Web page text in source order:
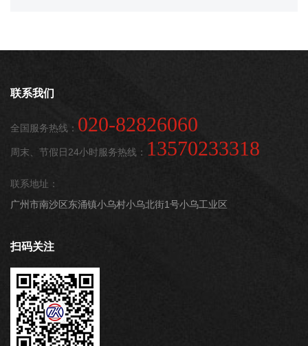
联系我们
全国服务热线： 020-82826060
周末、节假日24小时服务热线： 13570233318
联系地址：
广州市南沙区东涌镇小乌村小乌北街1号小乌工业区
扫码关注